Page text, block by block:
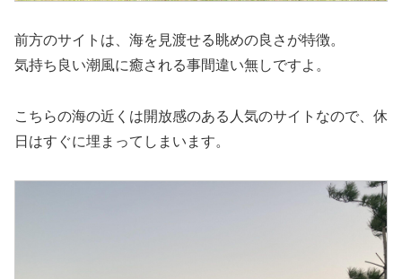
前方のサイトは、海を見渡せる眺めの良さが特徴。
気持ち良い潮風に癒される事間違い無しですよ。
こちらの海の近くは開放感のある人気のサイトなので、休
日はすぐに埋まってしまいます。